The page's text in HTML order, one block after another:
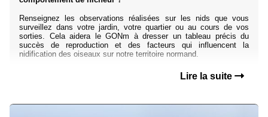
Renseignez les observations réalisées sur les nids que vous
surveillez dans votre jardin, votre quartier ou au cours de vos
sorties. Cela aidera le GONm à dresser un tableau précis du
succès de reproduction et des facteurs qui influencent la
nidification des oiseaux sur notre territoire normand.
Lire la suite